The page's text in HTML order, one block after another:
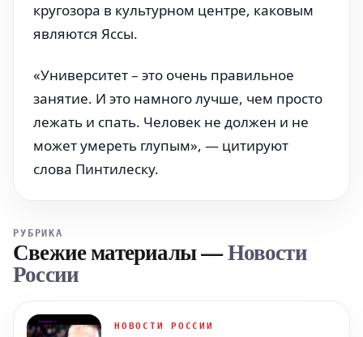
кругозора в культурном центре, каковым
являются Яссы.
«Университет – это очень правильное
занятие. И это намного лучше, чем просто
лежать и спать. Человек не должен и не
может умереть глупым», — цитируют
слова Пинтилеску.
РУБРИКА
Свежие материалы—Новости
России
НОВОСТИ РОССИИ